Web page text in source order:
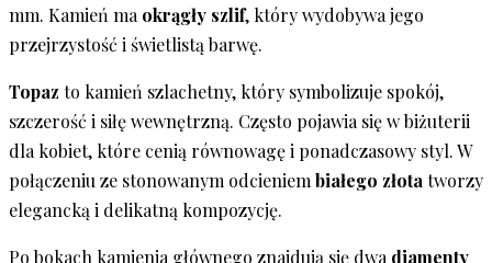
mm. Kamień ma okrągły szlif, który wydobywa jego
przejrzystość i świetlistą barwę.
Topaz to kamień szlachetny, który symbolizuje spokój,
szczerość i siłę wewnętrzną. Często pojawia się w biżuterii
dla kobiet, które cenią równowagę i ponadczasowy styl. W
połączeniu ze stonowanym odcieniem białego złota tworzy
elegancką i delikatną kompozycję.
Po bokach kamienia głównego znajdują się dwa diamenty